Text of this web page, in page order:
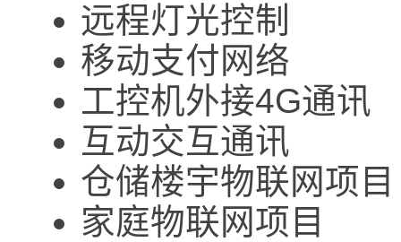
远程灯光控制
移动支付网络
工控机外接4G通讯
互动交互通讯
仓储楼宇物联网项目
家庭物联网项目